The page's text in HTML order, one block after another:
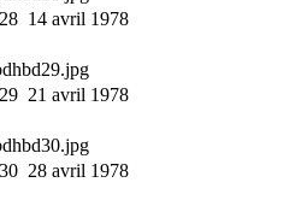
 14 avril 1978
 21 avril 1978
 28 avril 1978